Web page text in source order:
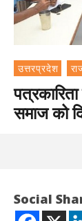
उत्तरप्रदेश
समाज को
Social